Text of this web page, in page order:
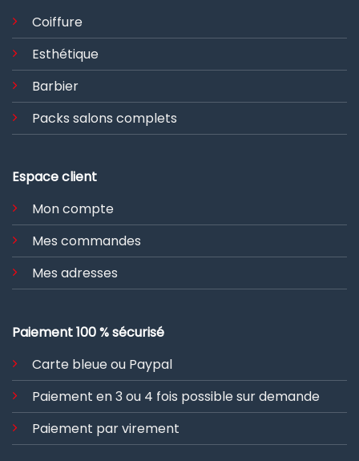
Coiffure
Esthétique
Barbier
Packs salons complets
Espace client
Mon compte
Mes commandes
Mes adresses
Paiement 100 % sécurisé
Carte bleue ou Paypal
Paiement en 3 ou 4 fois possible sur demande
Paiement par virement